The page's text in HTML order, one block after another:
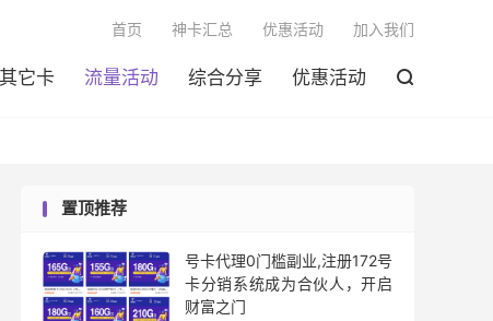
其它卡 流量活动 综合分享 优惠活动 
首页 神卡汇总 优惠活动 加入我们
置顶推荐
号卡代理0门槛副业,注册172号
卡分销系统成为合伙人，开启
财富之门